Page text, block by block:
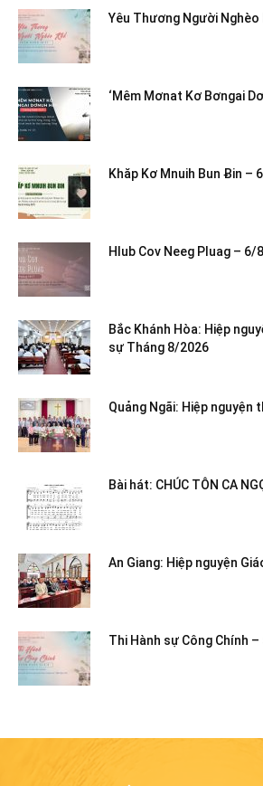
Yêu Thương Người
‘Mêm Mơnat Kơ Bơngai
Khăp Kơ Mnuih Bun Ƀin –
Hlub Cov Neeg Pluag – 6/
Bắc Khánh Hòa: Hiệp
sự Tháng 8/2026
Quảng Ngãi: Hiệp nguyện
Bài hát: CHÚC TÔN CA
An Giang: Hiệp nguyện
Thi Hành sự Công Chính